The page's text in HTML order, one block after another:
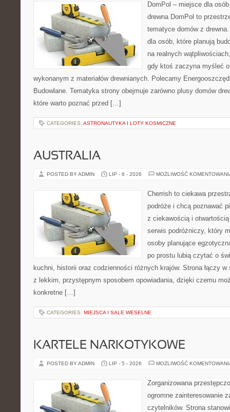
DomPol – miejsce dla
drewna DomPol to
tematyce domów z
dla osób, które planują
na realnych
gdy ktoś zaczyna myśleć o
wykonanym z materiałów drewnianych. Polecamy
Budowlane. Tematyka strony obejmuje zarówno plusy domów
które warto poznać przed […]
CATEGORIES: ASTRONAUTYKA I LOTY KOSMICZNE
AUSTRALIA
POSTED BY ADMIN LIP - 6 - 2026 MOŻLIWOŚĆ
Cherrish to ciekawa
podróże i chcą poznawać
z ciekawością i
serwis podróżniczy, który
osoby planujące
po prostu lubią czytać o
kuchni, historii oraz codzienności różnych krajów. Strona łączy
z lekkim, przystępnym sposobem opowiadania, dzięki czemu
konkretne […]
CATEGORIES: MIEJSCA I SALE WESELNE
KARTELE NARKOTYKOWE
POSTED BY ADMIN LIP - 5 - 2026 MOŻLIWOŚĆ
Zorganizowana
ogromne zainteresowanie
czytelników. Strona